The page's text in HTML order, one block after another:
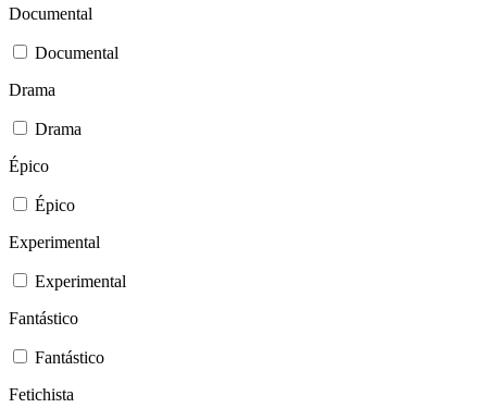
Documental
Documental
Drama
Drama
Épico
Épico
Experimental
Experimental
Fantástico
Fantástico
Fetichista